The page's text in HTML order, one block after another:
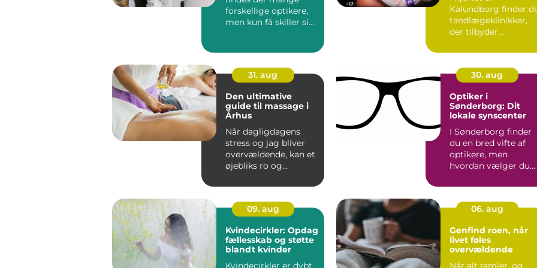
forskellige optikere,
men kun få skiller sig
Kalundborg finder
tandlægeklinikker,
der tilbyder
tandpleje for b&...
31. aug
Den ultimative
guide til massage i
Århus
Når dagligdagens
stress og jag bliver
overvældende, kan et
øjebliks ro og
30. aug
Optiker i
Sønderborg: Dit
lokale synscenter
I Sønderborg finder
du en bred vifte af
optikere, men
hvordan vælger du
09. aug
Kvindecirkler: Opdag
fællesskab og støtte
blandt kvinder
Kvindecirkler er dybt
06. aug
Genfind roen, når
livet føles
overvældende
Når alt ramler, og